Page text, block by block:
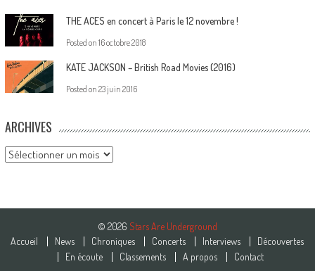
THE ACES en concert à Paris le 12 novembre !
Posted on 16 octobre 2018
KATE JACKSON – British Road Movies (2016)
Posted on 23 juin 2016
ARCHIVES
Archives
© 2026 Stars Are Underground
Accueil
News Chroniques Concerts Interviews
Découvertes
En écoute
Classements A propos Contact